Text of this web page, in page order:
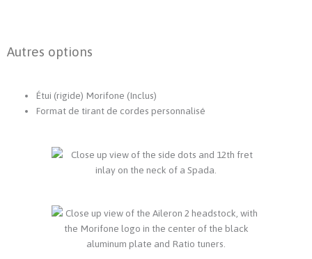
Autres options
Étui (rigide) Morifone (Inclus)
Format de tirant de cordes personnalisé